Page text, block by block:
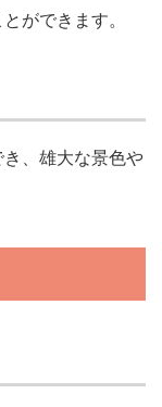
ができます。
、雄大な景色や